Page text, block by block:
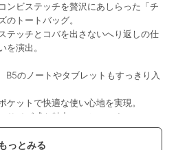
ンビステッチを贅沢にあしらった「チ
のトートバッグ。
テッチとコバを出さないへり返しの仕
を演出。
B5のノートやタブレットもすっきり入
ットで快適な使い心地を実現。
サイズ感も魅力のひとつです。
てもお持ちいただけます。